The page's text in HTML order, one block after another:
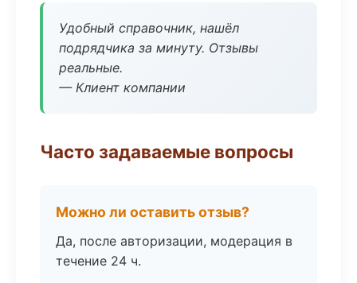
Удобный справочник, нашёл
подрядчика за минуту. Отзывы
реальные.
— Клиент компании
Часто задаваемые вопросы
Можно ли оставить отзыв?
Да, после авторизации, модерация в
течение 24 ч.